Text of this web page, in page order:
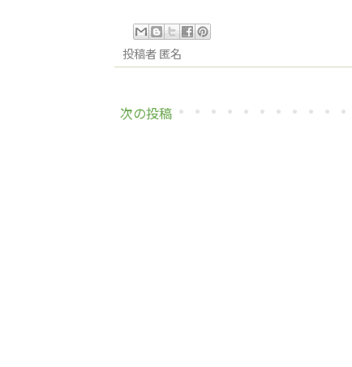
投稿者匿名
次の投稿